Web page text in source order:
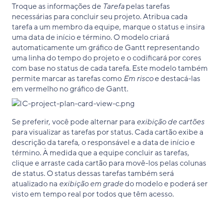
Troque as informações de Tarefapelas tarefas
necessárias para concluir seu projeto. Atribua cada
tarefa a um membro da equipe, marque o status e insira
uma data de início e término. O modelo criará
automaticamente um gráfico de Gantt representando
uma linha do tempo do projeto e o codificará por cores
com base no status de cada tarefa. Este modelo também
permite marcar as tarefas comoEm riscoe destacá-las
em vermelho no gráfico de Gantt.
Se preferir, você pode alternar para exibição de cartões
para visualizar as tarefas por status. Cada cartão exibe a
descrição da tarefa, o responsável e a data de início e
término. À medida que a equipe concluir as tarefas,
clique e arraste cada cartão para movê-los pelas colunas
de status. O status dessas tarefas também será
atualizado na exibição em gradedo modelo e poderá ser
visto em tempo real por todos que têm acesso.